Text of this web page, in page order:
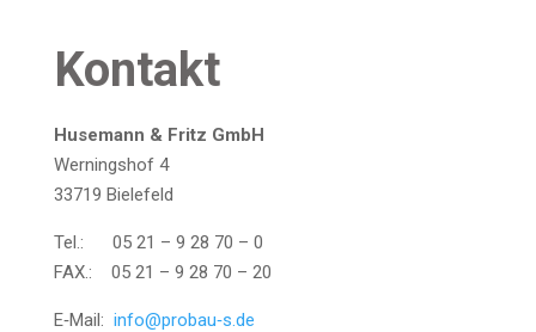
Kon­takt
Huse­mann & Fritz GmbH
Wer­nings­hof 4
33719 Bie­le­feld
Tel.: 05 21 – 9 28 70 – 0
FAX.: 05 21 – 9 28 70 – 20
E‑Mail: info@probau‑s.de